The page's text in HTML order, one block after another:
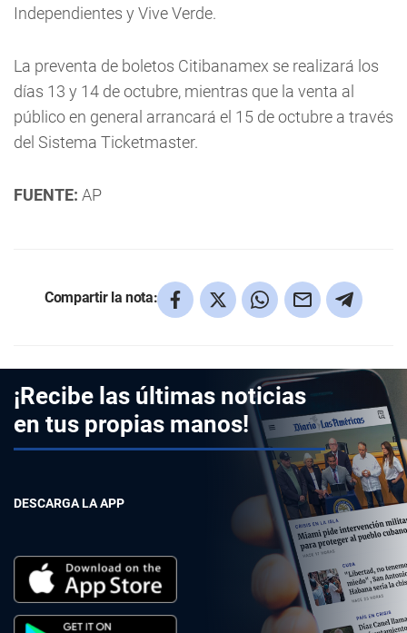
Independientes y Vive Verde.
La preventa de boletos Citibanamex se realizará los
días 13 y 14 de octubre, mientras que la venta al
público en general arrancará el 15 de octubre a través
del Sistema Ticketmaster.
FUENTE: AP
Compartir la nota:
¡Recibe las últimas noticias
en tus propias manos!
DESCARGA LA APP